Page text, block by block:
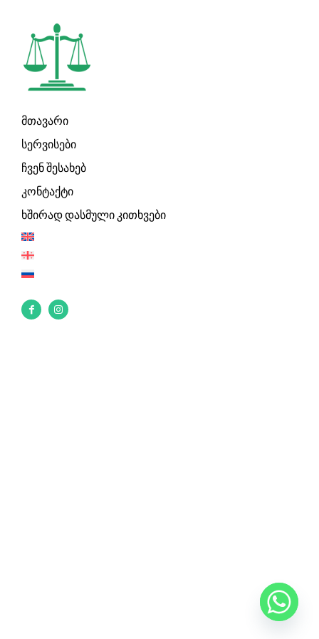
მთავარი
სერვისები
ჩვენ შესახებ
კონტაქტი
ხშირად დასმული კითხვები